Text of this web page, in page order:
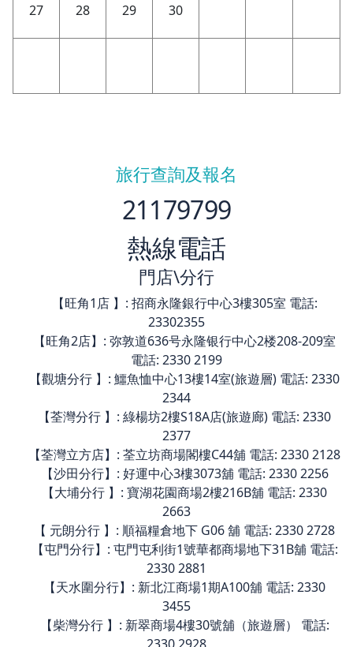
27 28 29 30
旅行查詢及報名
21179799
熱線電話
門店\分行
【旺角1店 】: 招商永隆銀行中心3樓305室 電話:
23302355
【旺角2店】: 弥敦道636号永隆银行中心2楼208-209室
電話: 2330 2199
【觀塘分行 】: 鱷魚恤中心13樓14室(旅遊層) 電話: 2330
2344
【荃灣分行 】: 綠楊坊2樓S18A店(旅遊廊) 電話: 2330
2377
【荃灣立方店】: 荃立坊商場閣樓C44舖 電話: 2330 2128
【沙田分行】: 好運中心3樓3073舖 電話: 2330 2256
【大埔分行 】: 寶湖花園商場2樓216B舖 電話: 2330
2663
【 元朗分行 】: 順福糧倉地下 G06 舖 電話: 2330 2728
【屯門分行】: 屯門屯利街1號華都商場地下31B舖 電話:
2330 2881
【天水圍分行】: 新北江商場1期A100舖 電話: 2330
3455
【柴灣分行 】: 新翠商場4樓30號舖（旅遊層） 電話: